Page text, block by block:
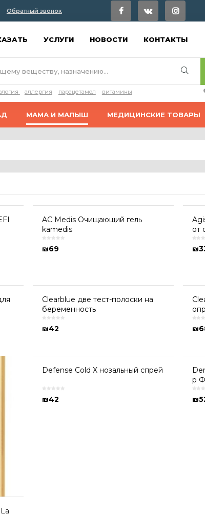
Обратный звонок
УСЛУГИ НОВОСТИ КОНТАКТЫ
аллергия парацетамол витамины
МАМА И МАЛЫШ МЕДИЦИНСКИЕ ТОВАРЫ
AC Medis Очищающий гель
kamedis
₪69
от
₪
Clearblue две тест-полоски на
беременность
₪42 ₪
Defense Cold X нозальный спрей
₪42
р
₪